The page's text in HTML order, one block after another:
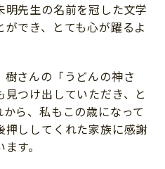
先生の名前を冠した文学
でき、とても心が躍るよ
さんの「うどんの神さ
つけ出していただき、と
ら、私もこの歳になって
ししてくれた家族に感謝
す。